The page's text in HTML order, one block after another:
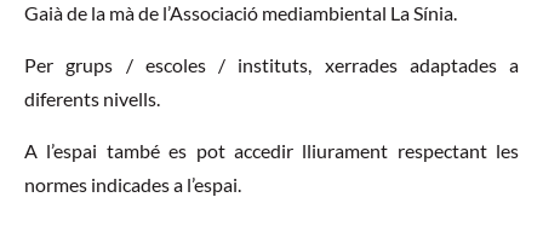
Gaià de la mà de l’Associació mediambiental La Sínia.
Per grups / escoles / instituts, xerrades adaptades a
diferents nivells.
A l’espai també es pot accedir lliurament respectant les
normes indicades a l’espai.